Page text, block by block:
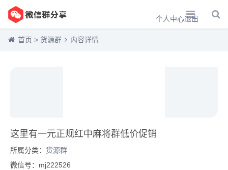
个人中心退出
首页 > 货源群 内容详情
这里有一元正规红中麻将群低价促销
所属分类： 货源群
微信号：mj222526